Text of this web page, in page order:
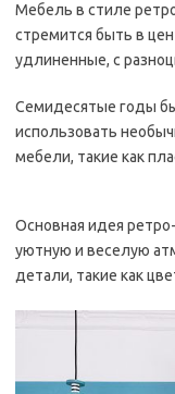
Мебель в стиле
стремится быть в
удлиненные, с
Семидесятые годы
использовать
мебели, такие как
Основная идея
уютную и веселую
детали, такие как